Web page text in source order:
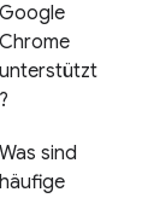
Google
Chrome
unterstützt
?
Was sind
häufige